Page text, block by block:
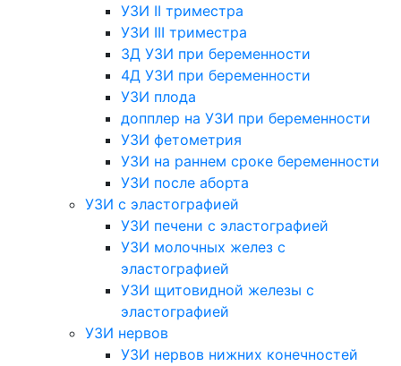
УЗИ II триместра
УЗИ III триместра
3Д УЗИ при беременности
4Д УЗИ при беременности
УЗИ плода
допплер на УЗИ при беременности
УЗИ фетометрия
УЗИ на раннем сроке беременности
УЗИ после аборта
УЗИ с эластографией
УЗИ печени с эластографией
УЗИ молочных желез с
эластографией
УЗИ щитовидной железы с
эластографией
УЗИ нервов
УЗИ нервов нижних конечностей